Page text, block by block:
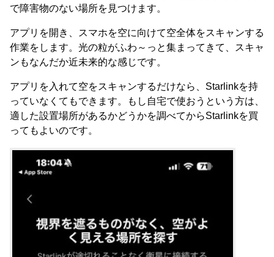
で障害物のない場所を見つけます。
アプリを開き、スマホを空に向けて空全体をスキャンする
作業をします。光の粒がふわ～っと集まってきて、スキャ
ンもなんだか近未来的な感じです。
アプリを入れて空をスキャンするだけなら、Starlinkを持
っていなくてもできます。もし自宅で使おうという方は、
適した設置場所があるかどうかを調べてからStarlinkを買
ってもよいのです。